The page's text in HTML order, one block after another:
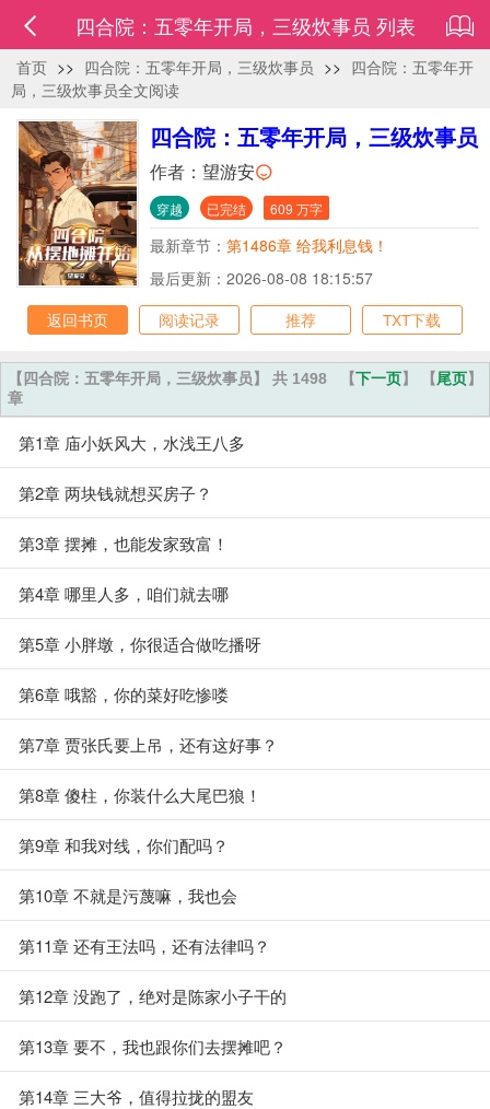
四合院：五零年开局，三级炊事员 列表
首页 >> 四合院：五零年开局，三级炊事员 >> 四合院：五零年开
局，三级炊事员全文阅读
四合院：五零年开局，三级炊事员
作者： 望游安
穿越 已完结 609 万字
最新章节： 第1486章 给我利息钱！
最后更新：2026-08-08 18:15:57
返回书页
阅读记录 推荐 TXT下载
【下一页】 【尾页】
【四合院：五零年开局，三级炊事员】 共 1498
章
第1章 庙小妖风大，水浅王八多
第2章 两块钱就想买房子？
第3章 摆摊，也能发家致富！
第4章 哪里人多，咱们就去哪
第5章 小胖墩，你很适合做吃播呀
第6章 哦豁，你的菜好吃惨喽
第7章 贾张氏要上吊，还有这好事？
第8章 傻柱，你装什么大尾巴狼！
第9章 和我对线，你们配吗？
第10章 不就是污蔑嘛，我也会
第11章 还有王法吗，还有法律吗？
第12章 没跑了，绝对是陈家小子干的
第13章 要不，我也跟你们去摆摊吧？
第14章 三大爷，值得拉拢的盟友